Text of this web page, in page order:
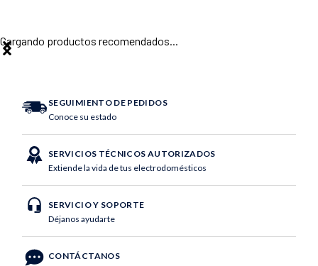
Cargando productos recomendados...
SEGUIMIENTO DE PEDIDOS
Conoce su estado
SERVICIOS TÉCNICOS AUTORIZADOS
Extiende la vida de tus electrodomésticos
SERVICIO Y SOPORTE
Déjanos ayudarte
CONTÁCTANOS